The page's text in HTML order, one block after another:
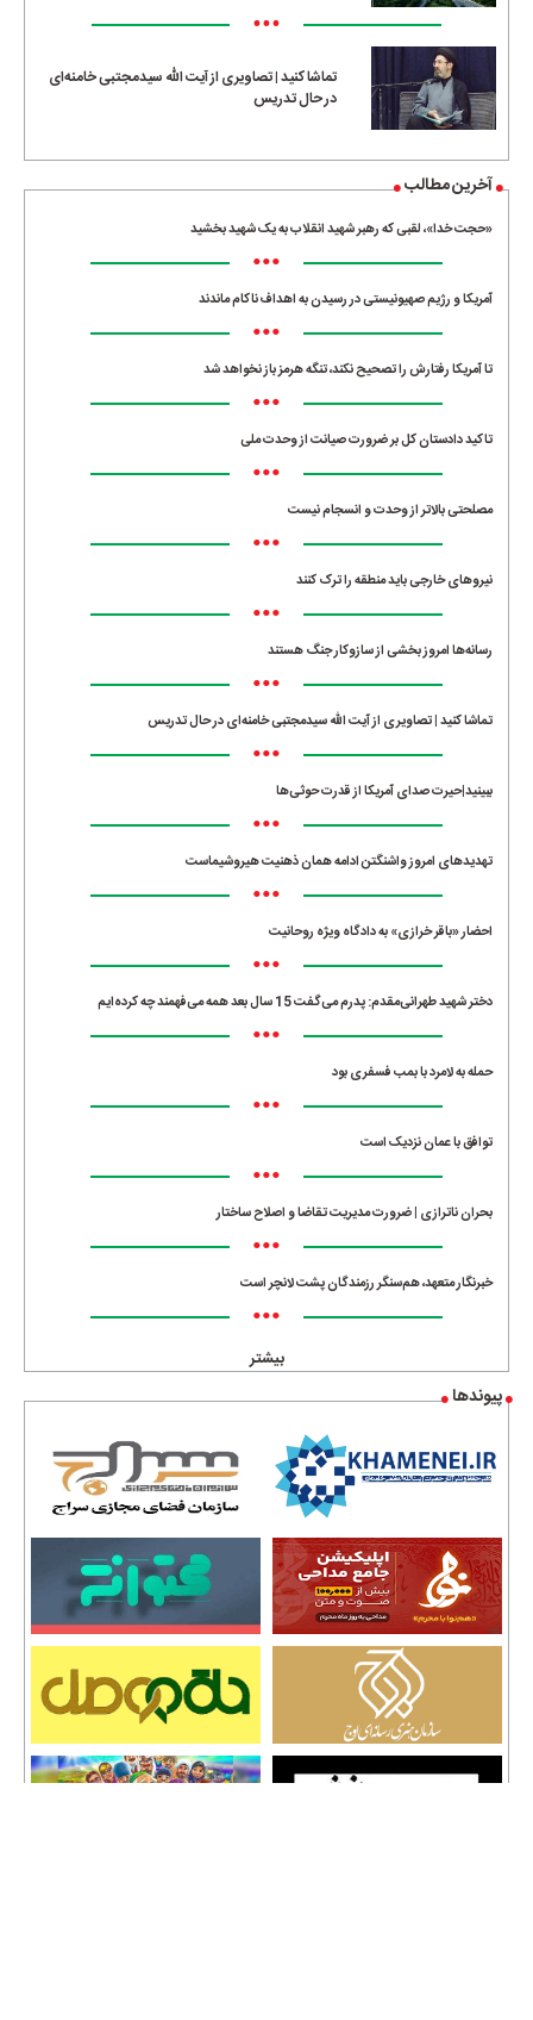
•••
تماشا کنید | تصاویری از آیت الله سیدمجتبی خامنه‌ای
در حال تدریس
آخرین مطالب
«حجت خدا»، لقبی که رهبر شهید انقلاب به یک شهید بخشید
•••
آمریکا و رژیم صهیونیستی در رسیدن به اهداف ناکام ماندند
•••
تا آمریکا رفتارش را تصحیح نکند، تنگه هرمز باز نخواهد شد
•••
تاکید دادستان کل بر ضرورت صیانت از وحدت ملی
•••
مصلحتی بالاتر از وحدت و انسجام نیست
•••
نیروهای خارجی باید منطقه را ترک کنند
•••
رسانه‌ها امروز بخشی از سازوکار جنگ هستند
•••
تماشا کنید | تصاویری از آیت الله سیدمجتبی خامنه‌ای در حال تدریس
•••
ببینید|حیرت صدای آمریکا از قدرت حوثی‌ها
•••
تهدیدهای امروز واشنگتن ادامه همان ذهنیت هیروشیماست
•••
احضار «باقر خرازی» به دادگاه ویژه روحانیت
•••
دختر شهید طهرانی‌مقدم: پدرم می‌گفت 15 سال بعد همه می‌فهمند چه کرده‌ایم
•••
حمله به لامرد با بمب فسفری بود
•••
توافق با عمان نزدیک است
•••
بحران ناترازی | ضرورت مدیریت تقاضا و اصلاح ساختار
•••
خبرنگار متعهد، هم‌سنگر رزمندگان پشت لانچر است
•••
بیشتر
پیوندها